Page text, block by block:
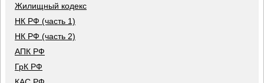
Жилищный кодекс
НК РФ (часть 1)
НК РФ (часть 2)
АПК РФ
ГрК РФ